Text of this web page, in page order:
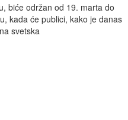
biće održan od 19. marta do
kada će publici, kako je danas
svetska